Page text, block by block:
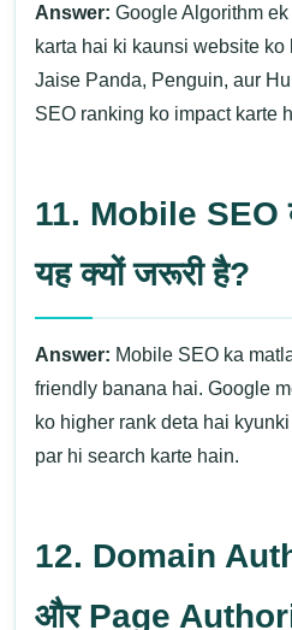
Answer: Google Algorithm
karta hai ki kaunsi website
Jaise Panda, Penguin, aur
SEO ranking ko impact karte
11. Mobile SEO
यह क्यों जरूरी है?
Answer: Mobile SEO ka
friendly banana hai. Google
ko higher rank deta hai
par hi search karte hain.
12. Domain
और Page